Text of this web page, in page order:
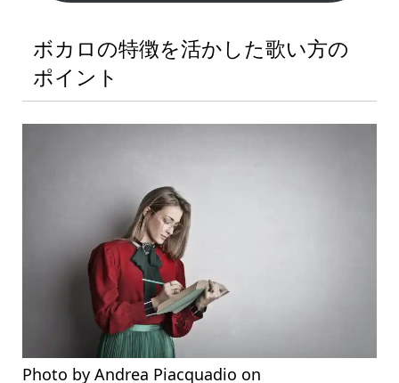
ボカロの特徴を活かした歌い方の
ポイント
Photo by Andrea Piacquadio on